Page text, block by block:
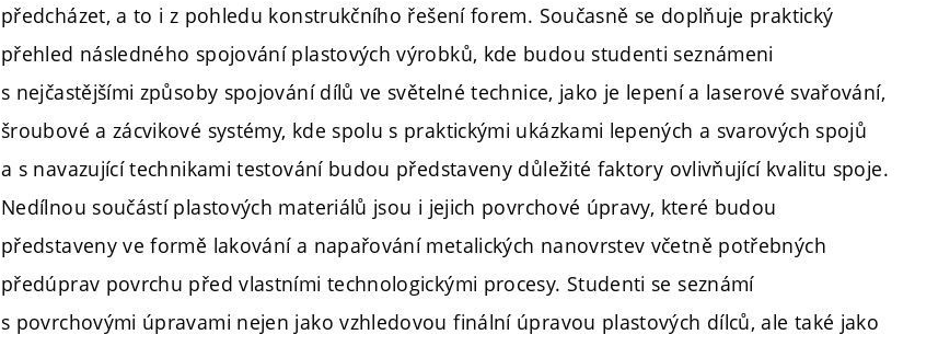
předcházet, a to i z pohledu konstrukčního řešení forem. Současně se doplňuje praktický
přehled následného spojování plastových výrobků, kde budou studenti seznámeni
s nejčastějšími způsoby spojování dílů ve světelné technice, jako je lepení a laserové svařování,
šroubové a zácvikové systémy, kde spolu s praktickými ukázkami lepených a svarových spojů
a s navazující technikami testování budou představeny důležité faktory ovlivňující kvalitu spoje.
Nedílnou součástí plastových materiálů jsou i jejich povrchové úpravy, které budou
představeny ve formě lakování a napařování metalických nanovrstev včetně potřebných
předúprav povrchu před vlastními technologickými procesy. Studenti se seznámí
s povrchovými úpravami nejen jako vzhledovou finální úpravou plastových dílců, ale také jako